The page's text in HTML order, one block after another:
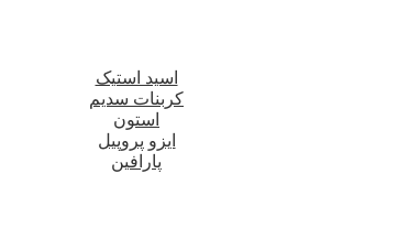
اسید استیک
کربنات سدیم
استون
ایزو پروپیل
پارافین